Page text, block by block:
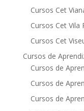
Cursos Cet
Cursos Cet Vila
Cursos Cet
Cursos de
Cursos de
Cursos de
Cursos de